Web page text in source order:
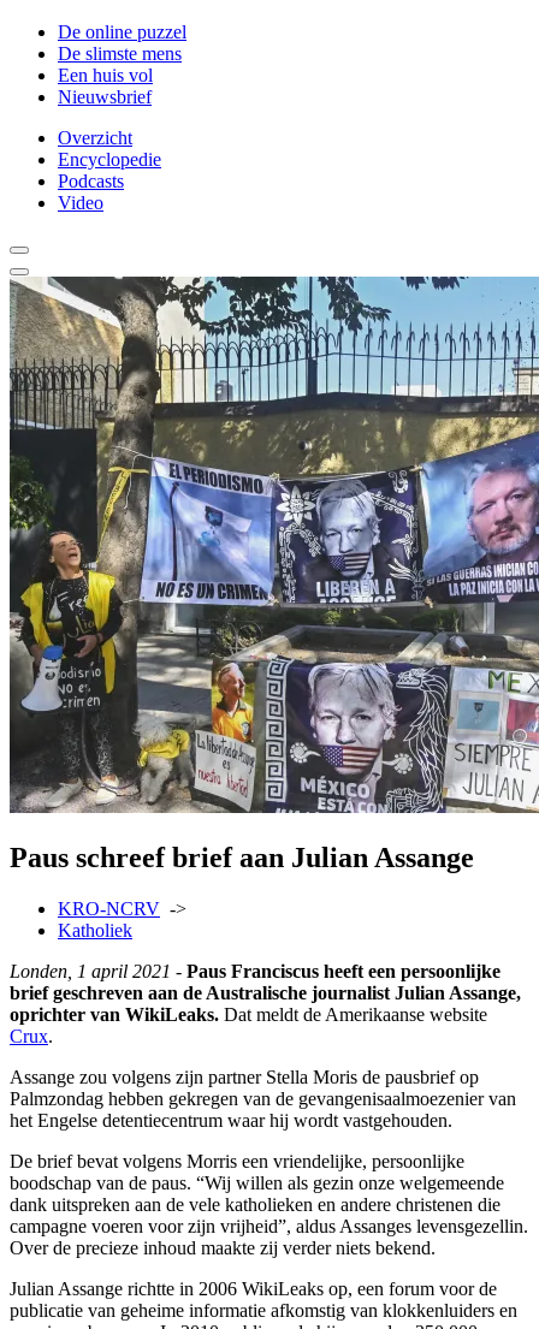
De online puzzel
De slimste mens
Een huis vol
Nieuwsbrief
Overzicht
Encyclopedie
Podcasts
Video
Paus schreef brief aan Julian Assange
KRO-NCRV ->
Katholiek
Londen, 1 april 2021 - Paus Franciscus heeft een persoonlijke
brief geschreven aan de Australische journalist Julian Assange,
oprichter van WikiLeaks. Dat meldt de Amerikaanse website
Crux.
Assange zou volgens zijn partner Stella Moris de pausbrief op
Palmzondag hebben gekregen van de gevangenisaalmoezenier van
het Engelse detentiecentrum waar hij wordt vastgehouden.
De brief bevat volgens Morris een vriendelijke, persoonlijke
boodschap van de paus. “Wij willen als gezin onze welgemeende
dank uitspreken aan de vele katholieken en andere christenen die
campagne voeren voor zijn vrijheid”, aldus Assanges levensgezellin.
Over de precieze inhoud maakte zij verder niets bekend.
Julian Assange richtte in 2006 WikiLeaks op, een forum voor de
publicatie van geheime informatie afkomstig van klokkenluiders en